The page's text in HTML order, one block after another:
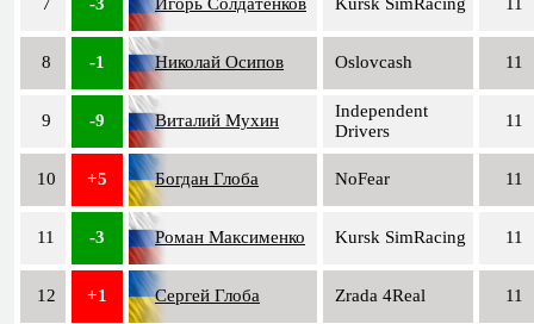
8 -1 Николай Осипов Oslovcash 11
9 -9 Виталий Мухин
Independent
Drivers
11
10 +5 Богдан Глоба NoFear 11
11 -3 Роман Максименко Kursk SimRacing 11
12 +1 Сергей Глоба Zrada 4Real 11